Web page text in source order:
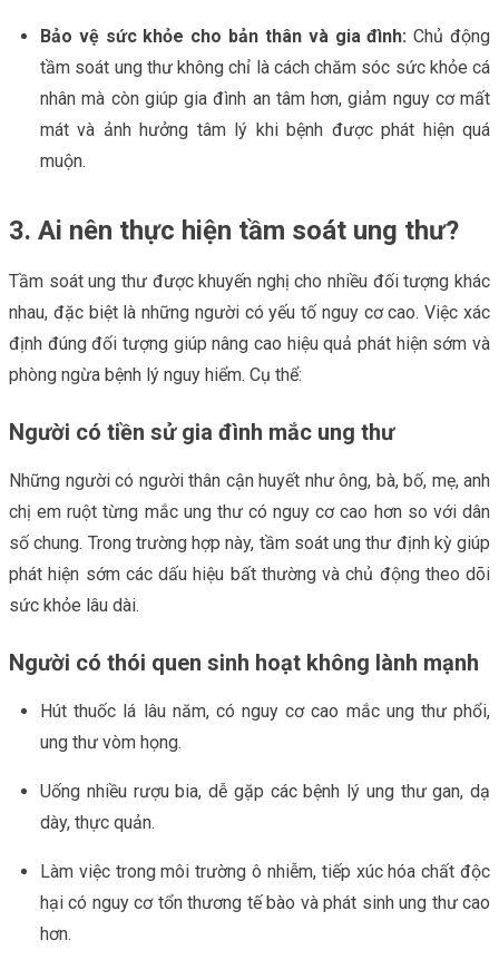
Bảo vệ sức khỏe cho bản thân và gia đình: Chủ động
tầm soát ung thư không chỉ là cách chăm sóc sức khỏe cá
nhân mà còn giúp gia đình an tâm hơn, giảm nguy cơ mất
mát và ảnh hưởng tâm lý khi bệnh được phát hiện quá
muộn.
3. Ai nên thực hiện tầm soát ung thư?
Tầm soát ung thư được khuyến nghị cho nhiều đối tượng khác
nhau, đặc biệt là những người có yếu tố nguy cơ cao. Việc xác
định đúng đối tượng giúp nâng cao hiệu quả phát hiện sớm và
phòng ngừa bệnh lý nguy hiểm. Cụ thể:
Người có tiền sử gia đình mắc ung thư
Những người có người thân cận huyết như ông, bà, bố, mẹ, anh
chị em ruột từng mắc ung thư có nguy cơ cao hơn so với dân
số chung. Trong trường hợp này, tầm soát ung thư định kỳ giúp
phát hiện sớm các dấu hiệu bất thường và chủ động theo dõi
sức khỏe lâu dài.
Người có thói quen sinh hoạt không lành mạnh
Hút thuốc lá lâu năm, có nguy cơ cao mắc ung thư phổi,
ung thư vòm họng.
Uống nhiều rượu bia, dễ gặp các bệnh lý ung thư gan, dạ
dày, thực quản.
Làm việc trong môi trường ô nhiễm, tiếp xúc hóa chất độc
hại có nguy cơ tổn thương tế bào và phát sinh ung thư cao
hơn.